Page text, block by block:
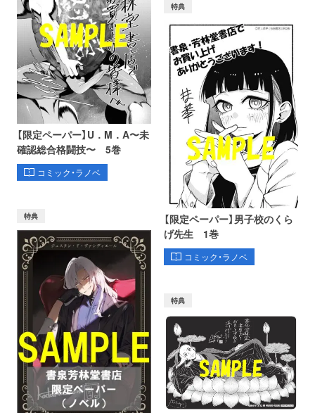
【限定ペーパー】U．M．A〜未
確認総合格闘技〜 5巻
コミック・ラノベ
特典
【限定ペーパー】男子校のくら
げ先生 1巻
コミック・ラノベ
特典
特典